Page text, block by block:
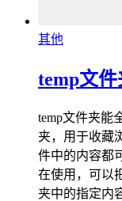
其他
temp文
temp文件夹能
夹，用于收藏
件中的内容都
在使用，可以
夹中的指定内